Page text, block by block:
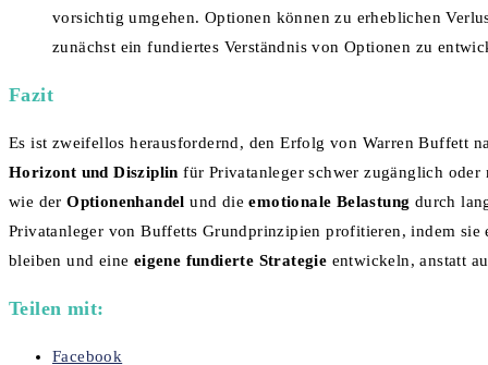
vorsichtig umgehen. Optionen können zu erheblichen
zunächst ein fundiertes Verständnis von Optionen zu
Fazit
Es ist zweifellos herausfordernd, den Erfolg von Warren Buffett
Horizont und Disziplinfür Privatanleger schwer zugänglich
wie derOptionenhandelund dieemotionale Belastung durch
Privatanleger von Buffetts Grundprinzipien profitieren, indem
bleiben und eine eigene fundierte Strategie entwickeln, anstatt
Teilen mit:
Facebook